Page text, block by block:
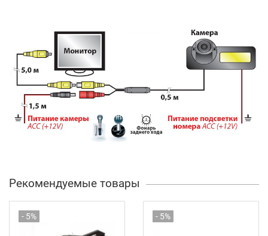
Рекомендуемые товары
- 5% - 5%